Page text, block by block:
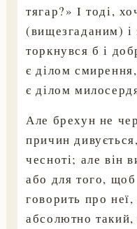
тягар?» І тоді,
(вищезгаданим) і
торкнувся б і
є ділом
є ділом
Але брехун не
причин
чесноті; але він
або для того,
говорить про
абсолютно